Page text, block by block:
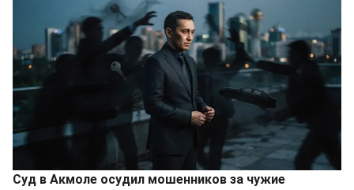
Суд в Акмоле осудил мошенников за чужие